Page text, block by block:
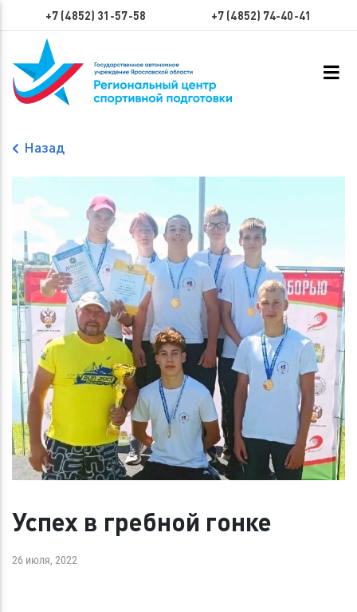
+7 (4852) 31-57-58 +7 (4852) 74-40-41
Назад
Успех в гребной гонке
26 июля, 2022